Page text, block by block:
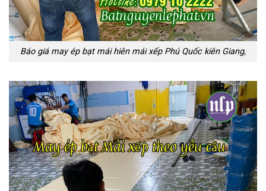
Báo giá may ép bạt mái hiên mái xếp Phú Quốc kiên Giang,